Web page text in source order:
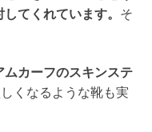
てくれています。 そ
ムカーフのスキンステ
くなるような靴も実